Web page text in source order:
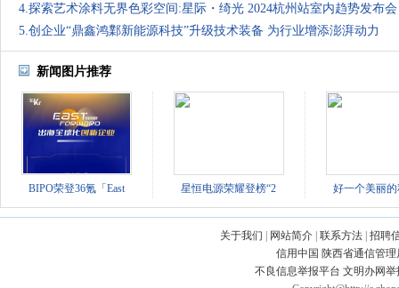
4.探索艺术涂料无界色彩空间:星际・绮光 2024杭州站室内趋势发布会
5.创企业“鼎鑫鸿鄴新能源科技”升级技术装备 为行业增添澎湃动力
新闻图片推荐
BIPO荣登36氪「East 星恒电源荣耀登榜“2 好一个美丽
关于我们 | 网站简介 | 联系方法 | 招聘
信用中国 陕西省通信管理
不良信息举报平台 文明办网